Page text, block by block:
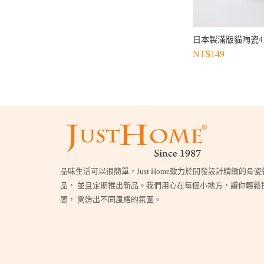
日本製滿版貓陶瓷
NT$149
品味生活可以很簡單，Just Home致力於開發設計精緻的骨
品， 並且定期推出新品。我們用心在每個小地方，讓你輕鬆
間， 營造出不同風格的氛圍。